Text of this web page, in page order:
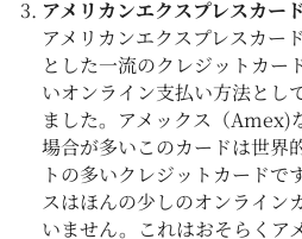
アメリカンエクスプレスカード
アメリカンエクスプレスカー
とした一流のクレジットカー
いオンライン支払い方法とし
ました。アメックス（Amex)
場合が多いこのカードは世界
トの多いクレジットカードで
スはほんの少しのオンライン
いません。これはおそらくア